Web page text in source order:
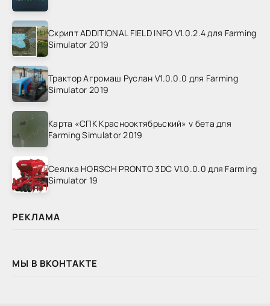
Скрипт ADDITIONAL FIELD INFO V1.0.2.4 для Farming
Simulator 2019
Трактор Агромаш Руслан V1.0.0.0 для Farming
Simulator 2019
Карта «СПК Краснооктябрьский» v бета для
Farming Simulator 2019
Сеялка HORSCH PRONTO 3DC V1.0.0.0 для Farming
Simulator 19
РЕКЛАМА
МЫ В ВКОНТАКТЕ